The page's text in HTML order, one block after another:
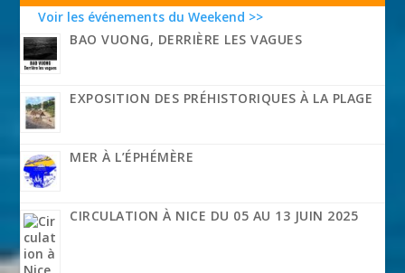
Voir les événements du Weekend >>
BAO VUONG, DERRIÈRE LES VAGUES
EXPOSITION DES PRÉHISTORIQUES À LA PLAGE
MER À L’ÉPHÉMÈRE
CIRCULATION À NICE DU 05 AU 13 JUIN 2025